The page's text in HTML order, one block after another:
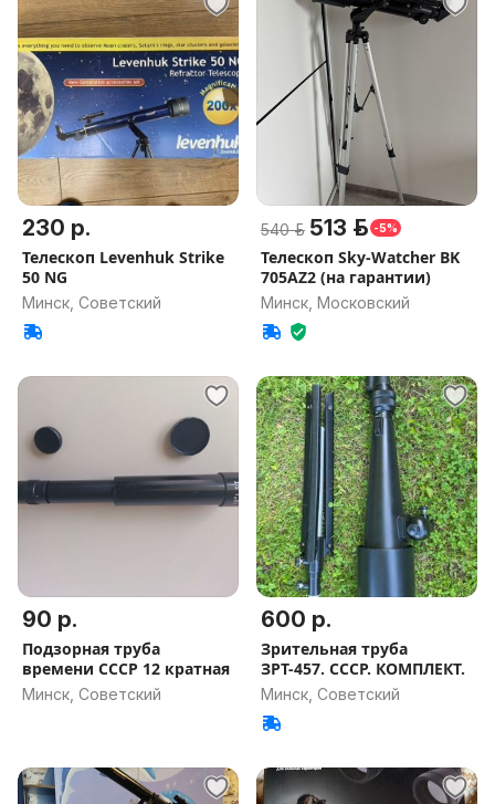
230 р.
Телескоп Levenhuk Strike
50 NG
Минск, Советский
540 р. 513 р. -5%
Телескоп Sky-Watcher BK
705AZ2 (на гарантии)
Минск, Московский
90 р.
Подзорная труба
времени СССР 12 кратная
Минск, Советский
600 р.
Зрительная труба
ЗРТ-457. СССР. КОМПЛЕКТ.
Минск, Советский